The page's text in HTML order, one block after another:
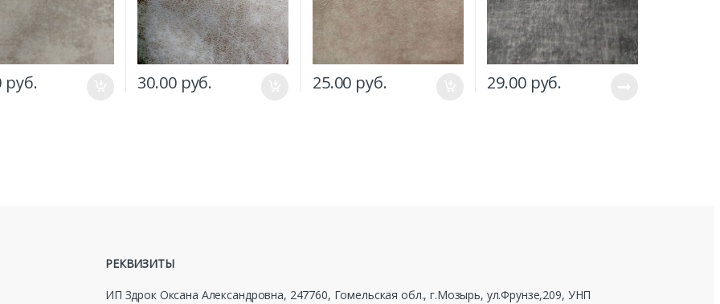
руб. 30.00 руб. 25.00 руб. 29.00 руб.
РЕКВИЗИТЫ
ИП Здрок Оксана Александровна, 247760, Гомельская обл., г.Мозырь, ул.Фрунзе,209, УНП